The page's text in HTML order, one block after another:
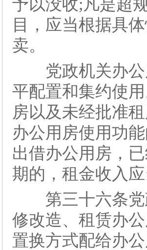
予以没收;凡是超
目，应当根据具
卖。
党政机关办公
平配置和集约使
房以及未经批准
办公用房使用功
出借办公用房，
期的，租金收入
第三十六条党
修改造、租赁办
置换方式配给办